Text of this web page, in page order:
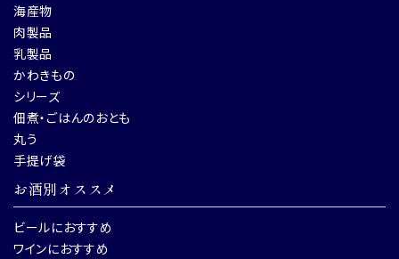
海産物
肉製品
乳製品
かわきもの
シリーズ
佃煮・ごはんのおとも
丸う
手提げ袋
お酒別オススメ
ビールにおすすめ
ワインにおすすめ